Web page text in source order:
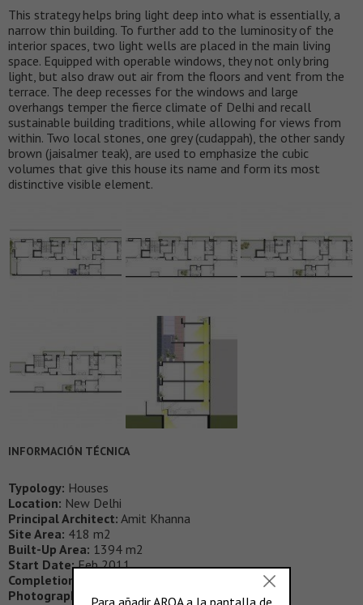
This strategy helps bring light deep into what is essentially, a
narrow thin building. To further add to the luminosity of the
interior spaces, two light wells are placed in the main living
space. Equipped with operable windows, they not only bring
light, but also draw out air from the floors and vent from the
terrace. The deep recesses for the windows and large
overhangs temper the fierce climate of Delhi and recall
sustainable building traditions, while allowing for views from
within. Two local stones, one grey (cudappah), the other sandy
brown (jaisalmer teak), are used to emphasize the cubic
volumes that give this house its name and form its most
distinctive visible element.
INFORMACIÓN TÉCNICA
Typology: Houses
Location: New Delhi
Principal Architect: Amit Khanna
Site Area: 418 m2
Built-Up Area: 1394 m2
Start Date:Feb 2011
Completion Date:
Photography:
Akshat Jain, Amit Khanna